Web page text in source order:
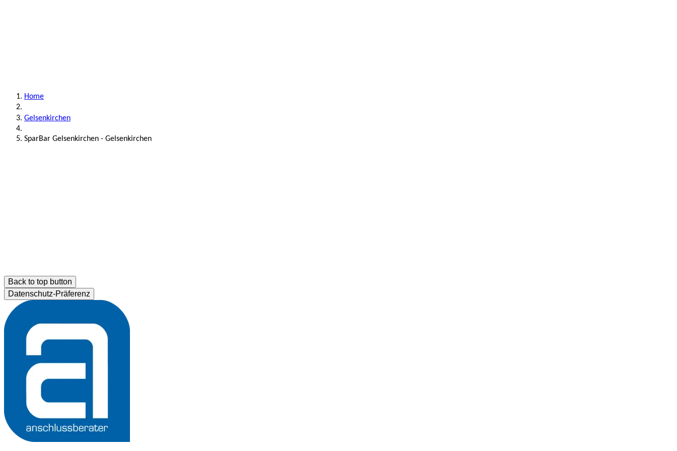
Home
Gelsenkirchen
SparBar Gelsenkirchen - Gelsenkirchen
Back to top button
Datenschutz-Präferenz